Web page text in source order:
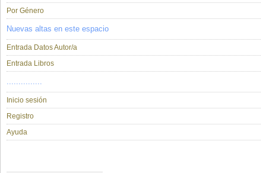
Por Género
Nuevas altas en este espacio
Entrada Datos Autor/a
Entrada Libros
...............
Inicio sesión
Registro
Ayuda